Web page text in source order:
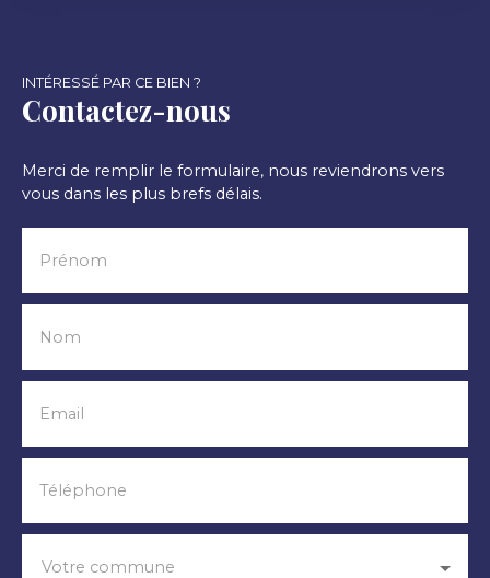
INTÉRESSÉ PAR CE BIEN ?
Contactez-nous
Merci de remplir le formulaire, nous reviendrons vers
vous dans les plus brefs délais.
Prénom
Nom
Email
Téléphone
Votre commune